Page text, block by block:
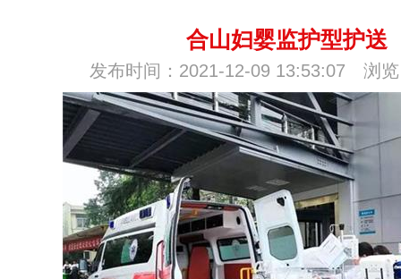
合山妇婴监护型护送
发布时间：2021-12-09 13:53:07 浏览